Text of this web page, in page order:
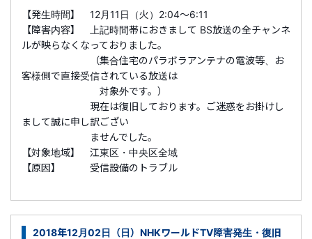
【発生時間】 12月11日（火）2:04～6:11
【障害内容】 上記時間帯におきまして BS放送の全チャンネ
ルが映らなくなっておりました。
（集合住宅のパラボラアンテナの電波等、お
客様側で直接受信されている放送は
対象外です。）
現在は復旧しております。ご迷惑をお掛けし
まして誠に申し訳ござい
ませんでした。
【対象地域】 江東区・中央区全域
【原因】 受信設備のトラブル
2018年12月02日（日）NHKワールドTV障害発生・復旧